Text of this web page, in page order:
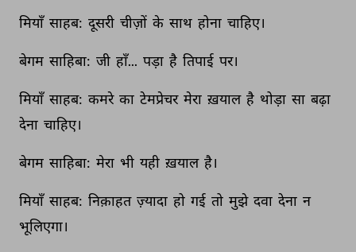
मियाँ साहब: दूसरी चीज़ों के साथ होना चाहिए।
बेगम साहिबा: जी हाँ... पड़ा है तिपाई पर।
मियाँ साहब: कमरे का टेमप्रेचर मेरा ख़याल है थोड़ा सा बढ़ा
देना चाहिए।
बेगम साहिबा: मेरा भी यही ख़याल है।
मियाँ साहब: निक़ाहत ज़्यादा हो गई तो मुझे दवा देना न
भूलिएगा।